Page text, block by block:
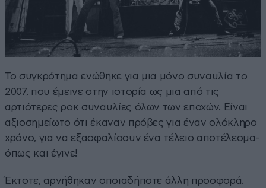
Το συγκρότημα ενώθηκε για μια μόνο συναυλία το
2007, που έμεινε στην ιστορία ως μια από τις
αρτιότερες ροκ συναυλίες όλων των εποχών. Είναι
αξιοσημείωτο ότι έκαναν πρόβες για έναν ολόκληρο
χρόνο, για να εξασφαλίσουν ένα τέλειο αποτέλεσμα-
όπως και έγινε!
Έκτοτε, αρνήθηκαν οποιαδήποτε άλλη προσφορά.